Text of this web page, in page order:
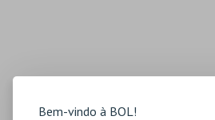
Bem-vindo à BOL!